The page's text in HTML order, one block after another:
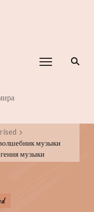
музыки
музыки